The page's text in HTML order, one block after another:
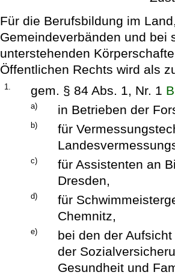
Für die Berufsbildung im
Gemeindeverbänden und bei
unterstehenden
Öffentlichen Rechts wird als
1. gem. § 84 Abs. 1, Nr. 1
a) in Betrieben der
b)
für
c)
für Assistenten an
Dresden,
d)
für
Chemnitz,
e)
bei den der
der
Gesundheit und